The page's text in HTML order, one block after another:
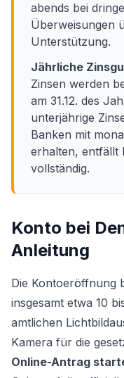
abends bei
Überweisungen
Unterstützung.
Jährliche
Zinsen werden
am 31.12. des
unterjährige
Banken mit
erhalten, entfällt
vollständig.
Konto bei
Anleitung
Die Kontoeröffnung
insgesamt etwa 10
amtlichen
Kamera für die
Online-Antrag